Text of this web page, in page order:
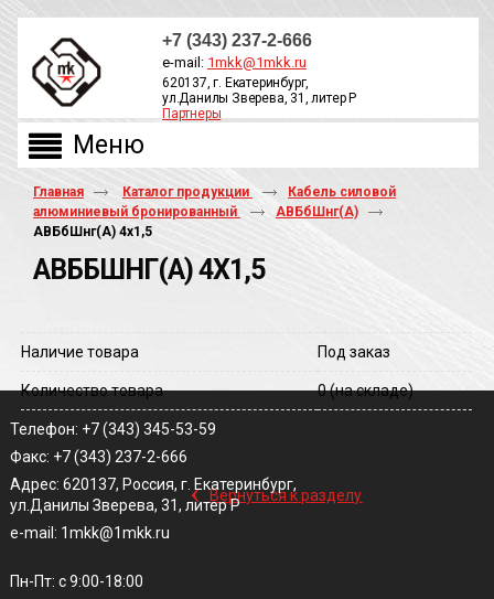
+7 (343) 237-2-666
e-mail: 1mkk@1mkk.ru
620137, г. Екатеринбург,
ул.Данилы Зверева, 31, литер Р
Партнеры
Главная Каталог продукции
Кабель силовой
алюминиевый бронированный
АВБбШнг(А)
АВБбШнг(A) 4х1,5
АВББШНГ(A) 4Х1,5
Наличие товара Под заказ
Количество товара 0(на складе)
‹ Вернуться к разделу
Телефон: +7 (343) 345-53-59
Факс: +7 (343) 237-2-666
Адрес: 620137, Россия, г. Екатеринбург,
ул.Данилы Зверева, 31, литер Р
e-mail: 1mkk@1mkk.ru
Пн-Пт: с 9:00-18:00